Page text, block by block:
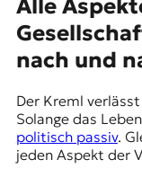
Alle
nach und
Der Kreml
Solange das
politisch passiv.
jeden Aspekt der